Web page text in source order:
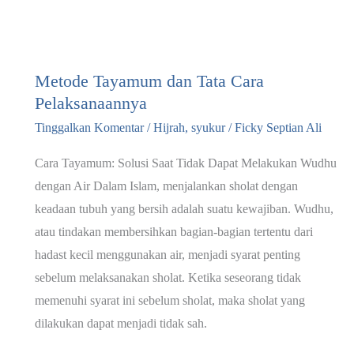
Metode Tayamum dan Tata Cara
Pelaksanaannya
Tinggalkan Komentar /Hijrah, syukur/Ficky Septian Ali
Cara Tayamum: Solusi Saat Tidak Dapat Melakukan Wudhu
dengan Air Dalam Islam, menjalankan sholat dengan
keadaan tubuh yang bersih adalah suatu kewajiban. Wudhu,
atau tindakan membersihkan bagian-bagian tertentu dari
hadast kecil menggunakan air, menjadi syarat penting
sebelum melaksanakan sholat. Ketika seseorang tidak
memenuhi syarat ini sebelum sholat, maka sholat yang
dilakukan dapat menjadi tidak sah.